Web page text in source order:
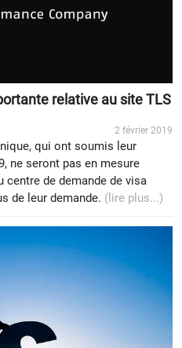
relative au site TLS
2 février 2019
qui ont soumis leur
ne seront pas en mesure
de demande de visa
de leur demande. (lire plus...)